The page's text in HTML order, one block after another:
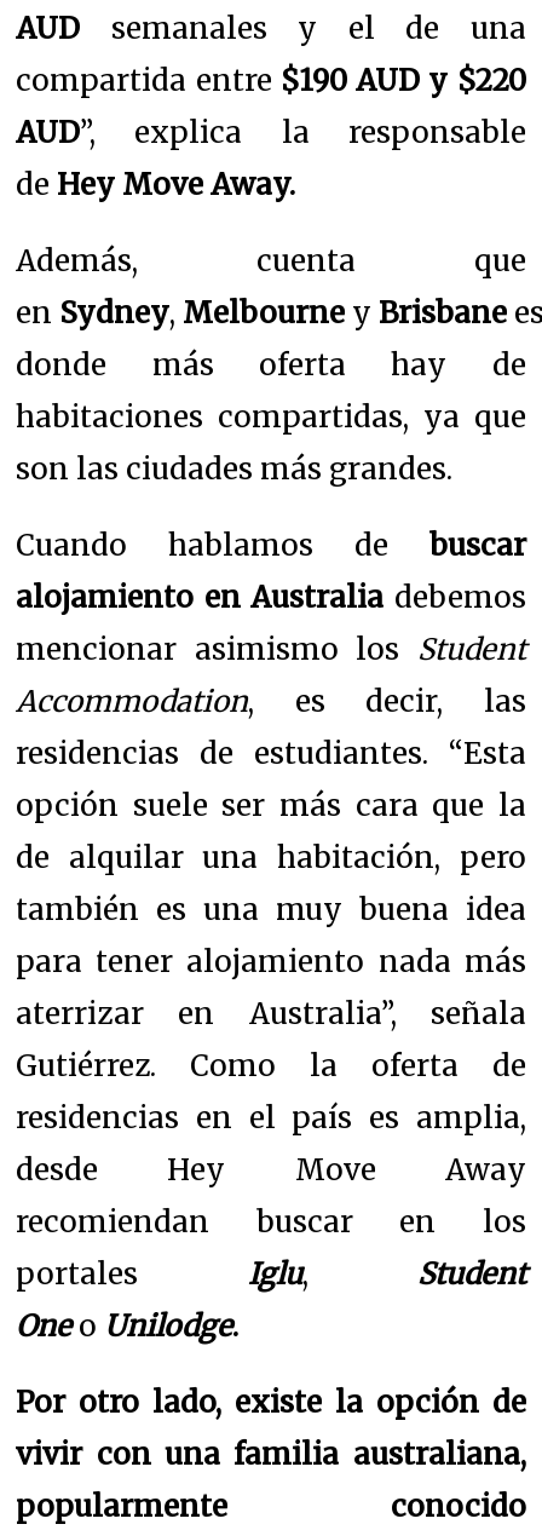
AUD semanales y el de una
compartida entre $190 AUD y $220
AUD”, explica la responsable
de Hey Move Away.
Además, cuenta que
en Sydney, Melbourne y Brisbane
donde más oferta hay de
habitaciones compartidas, ya que
son las ciudades más grandes.
Cuando hablamos de buscar
alojamiento en Australia debemos
mencionar asimismo los Student
Accommodation, es decir, las
residencias de estudiantes. “Esta
opción suele ser más cara que la
de alquilar una habitación, pero
también es una muy buena idea
para tener alojamiento nada más
aterrizar en Australia”, señala
Gutiérrez. Como la oferta de
residencias en el país es amplia,
desde Hey Move Away
recomiendan buscar en los
portales Iglu, Student
Oneo Unilodge.
Por otro lado, existe la opción de
vivir con una familia australiana,
popularmente conocido